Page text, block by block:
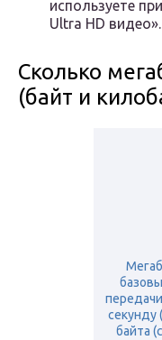
используете
Ultra HD видео».
Сколько
(байт и
секунду
байта